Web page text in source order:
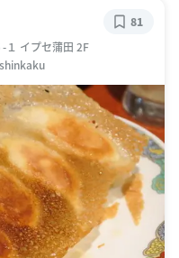
１ イプセ蒲田 2F
81